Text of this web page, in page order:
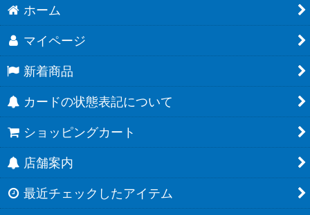
ホーム
マイページ
新着商品
カードの状態表記について
ショッピングカート
店舗案内
最近チェックしたアイテム